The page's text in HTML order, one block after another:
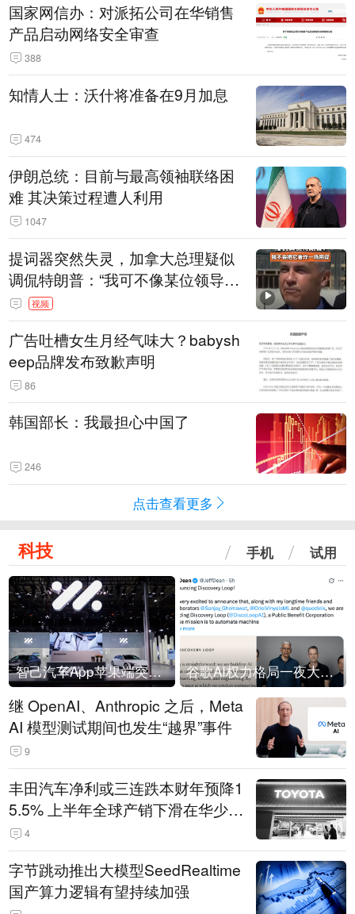
国家网信办：对派拓公司在华销售
产品启动网络安全审查
388
知情人士：沃什将准备在9月加息
474
伊朗总统：目前与最高领袖联络困
难 其决策过程遭人利用
1047
提词器突然失灵，加拿大总理疑似
调侃特朗普：“我可不像某位领导
人，把这当成一场阴谋”，全场哄笑
视频
广告吐槽女生月经气味大？babysh
eep品牌发布致歉声明
86
韩国部长：我最担心中国了
246
点击查看更多
科技 手机 试用
智己汽车App苹果端突然“下架” 谷歌AI权力格局一夜大洗牌
继 OpenAI、Anthropic 之后，Meta
AI 模型测试期间也发生“越界”事件
9
丰田汽车净利或三连跌本财年预降1
5.5% 上半年全球产销下滑在华少卖
14.3万辆
4
字节跳动推出大模型SeedRealtime
国产算力逻辑有望持续加强